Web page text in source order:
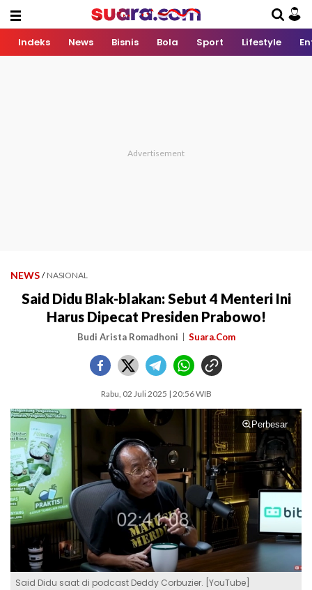
Indeks News Bisnis Bola Sport Lifestyle
NEWS / NASIONAL
Said Didu Blak-blakan: Sebut 4 Menteri Ini
Harus Dipecat Presiden Prabowo!
Budi Arista Romadhoni Suara.Com
Rabu, 02 Juli 2025 | 20:56 WIB
Perbesar
Said Didu saat di podcast Deddy Corbuzier. [YouTube]